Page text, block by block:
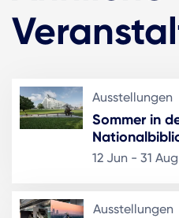
Ausstellungen
Sommer in
12 Jun - 31 Aug
Ausstellungen